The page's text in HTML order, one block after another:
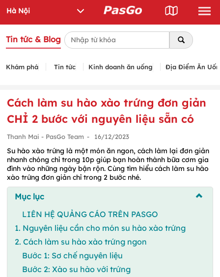
Tin tức & Blog
Khám phá Tin tức Kinh doanh ăn uống Địa Điểm Ăn
Cách làm su hào xào trứng đơn giản
CHỈ 2 bước với nguyên liệu sẵn có
Thanh Mai - PasGo Team - 16/12/2023
Su hào xào trứng là một món ăn ngon, cách làm lại đơn giản
nhanh chóng chỉ trong 10p giúp bạn hoàn thành bữa cơm gia
đình vào những ngày bận rộn. Cùng tìm hiểu cách làm su hào
xào trứng đơn giản chỉ trong 2 bước nhé.
Mục lục
LIÊN HỆ QUẢNG CÁO TRÊN PASGO
1. Nguyên liệu cần cho món su hào xào trứng
2. Cách làm su hào xào trứng ngon
Bước 1: Sơ chế nguyên liệu
Bước 2: Xào su hào với trứng